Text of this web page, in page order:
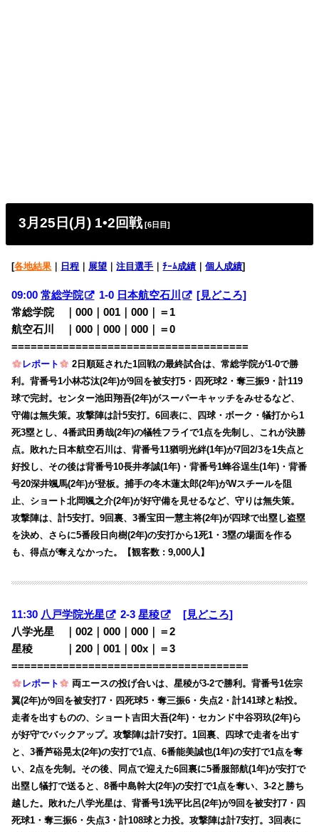
3月25日(月) 1•2回戦[6日目]
[各地結果 日程 展望 ｜注目選手 ｜ﾁｰﾑ成績 ｜個人成績]
09:00常総学院 1-0 日本航空石川
[見どころ]
常総学院 ｜000｜001｜000｜＝1
航空石川 ｜000｜000｜000｜＝0
=====================================
レポート
2日順延された1回戦の最終試合は、常総学院が1-0で勝
利。背番号1小林芯汰(2年)が9回を被安打5・四死球2・奪三振9・計119
球で完封。センター池田翔吾(2年)がスーパーキャッチをみせるなど、
守備は無失策。攻撃陣は計5安打。6回表に、四球・ボーク・犠打から1
死3塁とし、4番武田勇哉(2年)の犠牲フライで1点を先制し、これが決勝
点。敗れた日本航空石川は、背番号11猶明光絆(1年)が7回2/3を1失点と
好投し、その後は背番号10長井孝誠(1年)・背番号1蜂谷逞生(1年)・背番
号20深井颯馬(2年)が登板。捕手の冬木蓮太郎(2年)がWスチールを阻
止、ショート北岡颯之介(2年)が好守備を見せるなど、守りは無失策。
攻撃陣は、計5安打。9回裏、3番宝田一慧主将(2年)が四球で出塁し盗塁
を決め、さらに5番段日向樹(2年)の安打から1死1・3塁の場面を作る
も、得点が奪えなかった。【観客数 : 9,000人】
11:30 八戸学院光星 2-3星稜
[見どころ]
八学光星 ｜002｜000｜000｜＝2
星稜 ｜200｜001｜00x｜＝3
=====================================
レポート
両エースの投げ合いは、星稜が3-2で勝利。背番号1佐宗
翼(2年)が9回を被安打7・四死球5・奪三振6・失点2・計141球と粘投。
走者を出すものの、ショート吉田大吾(2年)・セカンド中谷羽玖(2年)ら
が好守でバックアップ。攻撃陣は計7安打。1回裏、四球で走者を出す
と、3番芦硲晃太(2年)の安打で1点、6番能美誠也(1年)の安打で1点を奪
い、2点を先制。その後、同点で迎えた6回裏に5番服部航(1年)が安打で
出塁し犠打で送ると、8番中島幹大(2年)の安打で1点を奪い、3-2と勝ち
越した。敗れた八学光星は、背番号1洗平比呂(2年)が9回を被安打7・四
死球1・奪三振6・失点3・計108球と力投。攻撃陣は計7安打。3回表に